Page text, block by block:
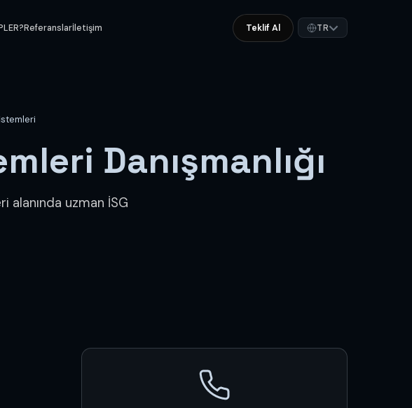
Referanslarİletişim Teklif Al TR
Danışmanlığı
alanında uzman İSG